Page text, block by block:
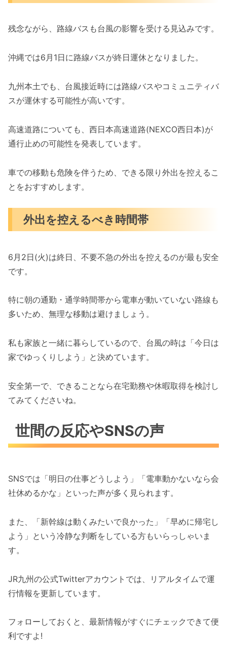
残念ながら、路線バスも台風の影響を受ける見込みです。
沖縄では6月1日に路線バスが終日運休となりました。
九州本土でも、台風接近時には路線バスやコミュニティバ
スが運休する可能性が高いです。
高速道路についても、西日本高速道路(NEXCO西日本)が
通行止めの可能性を発表しています。
車での移動も危険を伴うため、できる限り外出を控えるこ
とをおすすめします。
外出を控えるべき時間帯
6月2日(火)は終日、不要不急の外出を控えるのが最も安全
です。
特に朝の通勤・通学時間帯から電車が動いていない路線も
多いため、無理な移動は避けましょう。
私も家族と一緒に暮らしているので、台風の時は「今日は
家でゆっくりしよう」と決めています。
安全第一で、できることなら在宅勤務や休暇取得を検討し
てみてくださいね。
世間の反応やSNSの声
SNSでは「明日の仕事どうしよう」「電車動かないなら会
社休めるかな」といった声が多く見られます。
また、「新幹線は動くみたいで良かった」「早めに帰宅し
よう」という冷静な判断をしている方もいらっしゃいま
す。
JR九州の公式Twitterアカウントでは、リアルタイムで運
行情報を更新しています。
フォローしておくと、最新情報がすぐにチェックできて便
利ですよ!